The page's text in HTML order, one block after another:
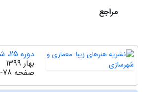
مراجع
دوره 25، شماره 1
بهار 1399
صفحه 78